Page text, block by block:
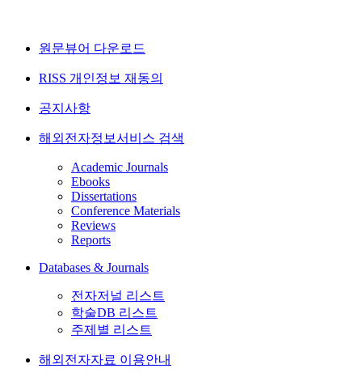
원문뷰어 다운로드
RISS 개인정보 재동의
공지사항
해외전자정보서비스 검색
Academic Journals
Ebooks
Dissertations
Conference Materials
Reviews
Reports
Databases & Journals
전자저널 리스트
학술DB 리스트
주제별 리스트
해외전자자료 이용안내